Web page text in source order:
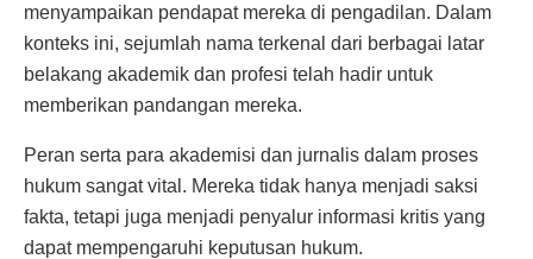
menyampaikan pendapat mereka di pengadilan. Dalam
konteks ini, sejumlah nama terkenal dari berbagai latar
belakang akademik dan profesi telah hadir untuk
memberikan pandangan mereka.
Peran serta para akademisi dan jurnalis dalam proses
hukum sangat vital. Mereka tidak hanya menjadi saksi
fakta, tetapi juga menjadi penyalur informasi kritis yang
dapat mempengaruhi keputusan hukum.